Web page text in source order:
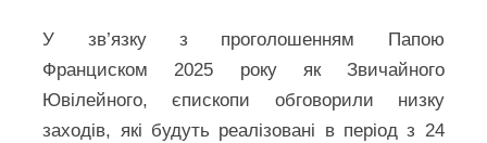
У зв’язку з проголошенням Папою
Франциском 2025 року як Звичайного
Ювілейного, єпископи обговорили низку
заходів, які будуть реалізовані в період з 24